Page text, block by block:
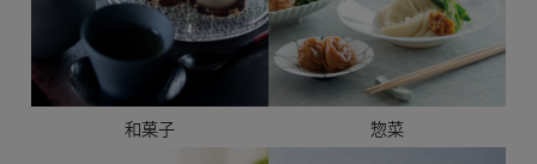
和菓子 惣菜